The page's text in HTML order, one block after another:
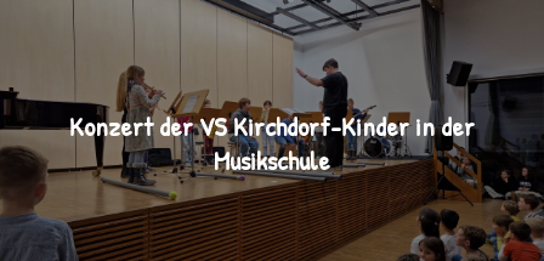
Konzert der VS Kirchdorf-Kinder in der
Musikschule